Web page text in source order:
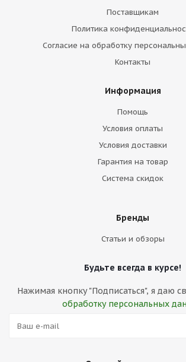
Поставщикам
Политика
Согласие на обработку
Контакты
Информация
Помощь
Условия оплаты
Условия доставки
Гарантия на товар
Система скидок
Бренды
Статьи и обзоры
Будьте всегда в курсе!
Нажимая кнопку "Подписаться", я даю
обработку персональных